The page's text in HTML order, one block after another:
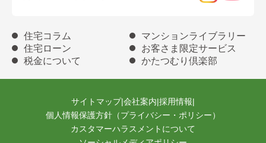
住宅コラム
マンションライブラリー
住宅ローン
お客さま限定サービス
税金について
かたつむり倶楽部
サイトマップ|会社案内|採用情報|
個人情報保護方針（プライバシー・ポリシー）
カスタマーハラスメントについて